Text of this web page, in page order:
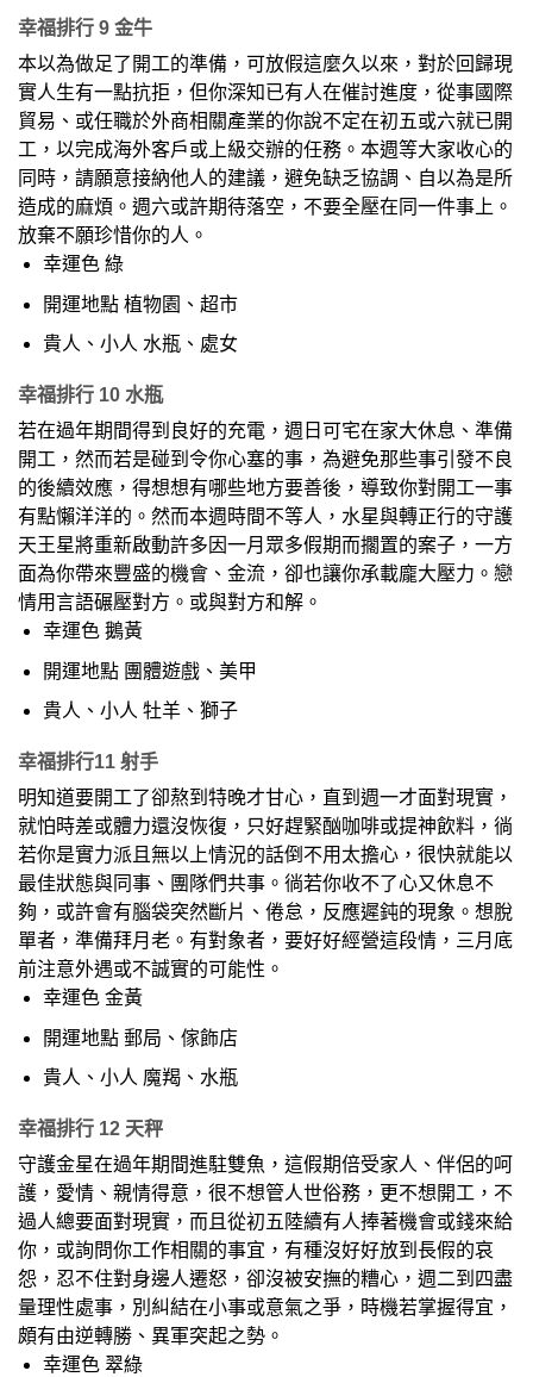
幸福排行 9 金牛
本以為做足了開工的準備，可放假這麼久以來，對於回歸現
實人生有一點抗拒，但你深知已有人在催討進度，從事國際
貿易、或任職於外商相關產業的你說不定在初五或六就已開
工，以完成海外客戶或上級交辦的任務。本週等大家收心的
同時，請願意接納他人的建議，避免缺乏協調、自以為是所
造成的麻煩。週六或許期待落空，不要全壓在同一件事上。
放棄不願珍惜你的人。
幸運色 綠
開運地點 植物園、超市
貴人、小人 水瓶、處女
幸福排行 10 水瓶
若在過年期間得到良好的充電，週日可宅在家大休息、準備
開工，然而若是碰到令你心塞的事，為避免那些事引發不良
的後續效應，得想想有哪些地方要善後，導致你對開工一事
有點懶洋洋的。然而本週時間不等人，水星與轉正行的守護
天王星將重新啟動許多因一月眾多假期而擱置的案子，一方
面為你帶來豐盛的機會、金流，卻也讓你承載龐大壓力。戀
情用言語碾壓對方。或與對方和解。
幸運色 鵝黃
開運地點 團體遊戲、美甲
貴人、小人 牡羊、獅子
幸福排行11 射手
明知道要開工了卻熬到特晚才甘心，直到週一才面對現實，
就怕時差或體力還沒恢復，只好趕緊酗咖啡或提神飲料，徜
若你是實力派且無以上情況的話倒不用太擔心，很快就能以
最佳狀態與同事、團隊們共事。徜若你收不了心又休息不
夠，或許會有腦袋突然斷片、倦怠，反應遲鈍的現象。想脫
單者，準備拜月老。有對象者，要好好經營這段情，三月底
前注意外遇或不誠實的可能性。
幸運色 金黃
開運地點 郵局、傢飾店
貴人、小人 魔羯、水瓶
幸福排行 12 天秤
守護金星在過年期間進駐雙魚，這假期倍受家人、伴侶的呵
護，愛情、親情得意，很不想管人世俗務，更不想開工，不
過人總要面對現實，而且從初五陸續有人捧著機會或錢來給
你，或詢問你工作相關的事宜，有種沒好好放到長假的哀
怨，忍不住對身邊人遷怒，卻沒被安撫的糟心，週二到四盡
量理性處事，別糾結在小事或意氣之爭，時機若掌握得宜，
頗有由逆轉勝、異軍突起之勢。
幸運色 翠綠